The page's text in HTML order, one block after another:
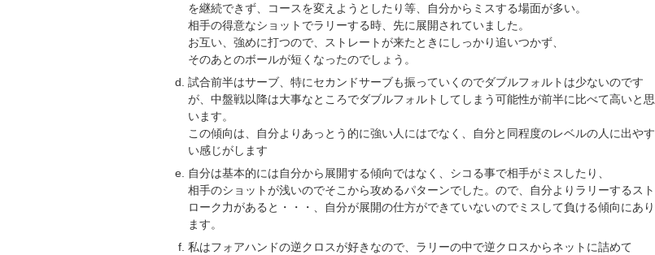
を継続できず、コースを変えようとしたり等、自分からミスする場面が多い。
相手の得意なショットでラリーする時、先に展開されていました。
お互い、強めに打つので、ストレートが来たときにしっかり追いつかず、
そのあとのボールが短くなったのでしょう。
試合前半はサーブ、特にセカンドサーブも振っていくのでダブルフォルトは少ないのです
が、中盤戦以降は大事なところでダブルフォルトしてしまう可能性が前半に比べて高いと思
います。
この傾向は、自分よりあっとう的に強い人にはでなく、自分と同程度のレベルの人に出やす
い感じがします
自分は基本的には自分から展開する傾向ではなく、シコる事で相手がミスしたり、
相手のショットが浅いのでそこから攻めるパターンでした。ので、自分よりラリーするスト
ローク力があると・・・、自分が展開の仕方ができていないのでミスして負ける傾向にあり
ます。
私はフォアハンドの逆クロスが好きなので、ラリーの中で逆クロスからネットに詰めて